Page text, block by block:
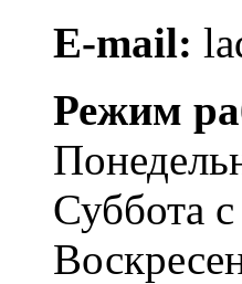
E-mail:
Режим
Суббота